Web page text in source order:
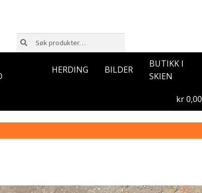
Søk
etter:
Søk
HERDING BILDER
BUTIKK I
SKIEN
kr0,00